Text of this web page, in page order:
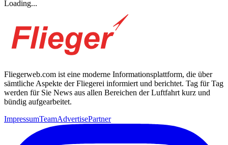
Loading...
Fliegerweb.com ist eine moderne Informationsplattform, die über
sämtliche Aspekte der Fliegerei informiert und berichtet. Tag für Tag
werden für Sie News aus allen Bereichen der Luftfahrt kurz und
bündig aufgearbeitet.
ImpressumTeamAdvertisePartner